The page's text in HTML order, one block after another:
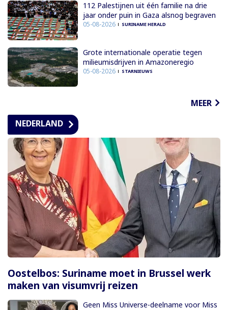
112 Palestijnen uit één familie na drie
jaar onder puin in Gaza alsnog begraven
05-08-2026 SURINAME HERALD
Grote internationale operatie tegen
milieumisdrijven in Amazoneregio
05-08-2026 STARNIEUWS
MEER
NEDERLAND
Oostelbos: Suriname moet in Brussel werk
maken van visumvrij reizen
Geen Miss Universe-deelname voor Miss